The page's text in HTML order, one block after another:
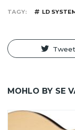
TAGY LD
Tweet
MOHLO BY SE